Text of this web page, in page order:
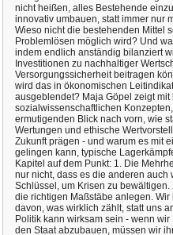
nicht heißen, alles Bestehende
innovativ umbauen, statt immer nur
Wieso nicht die bestehenden Mittel
Problemlösen möglich wird? Und
indem endlich anständig bilanziert
Investitionen zu nachhaltiger
Versorgungssicherheit beitragen
wird das in ökonomischen
ausgeblendet? Maja Göpel zeigt mit
sozialwissenschaftlichen
ermutigenden Blick nach vorn, wie
Wertungen und ethische
Zukunft prägen - und warum es mit
gelingen kann, typische
Kapitel auf dem Punkt: 1. Die
nur nicht, dass es die anderen
Schlüssel, um Krisen zu
die richtigen Maßstäbe anlegen.
davon, was wirklich zählt, statt uns
Politik kann wirksam sein - wenn
den Staat abzubauen, müssen wir